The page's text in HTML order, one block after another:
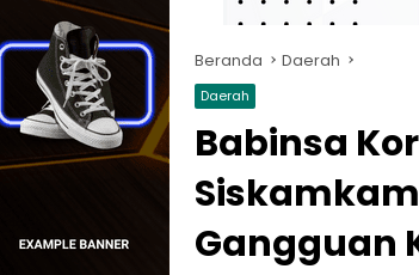
Beranda Daerah
Daerah
Babinsa
Gangguan